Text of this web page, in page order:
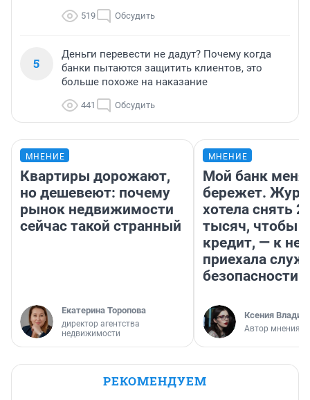
519 Обсудить
5
Деньги перевести не дадут? Почему когда
банки пытаются защитить клиентов, это
больше похоже на наказание
441 Обсудить
МНЕНИЕ
Квартиры дорожают,
но дешевеют: почему
рынок недвижимости
сейчас такой странный
Екатерина Торопова
директор агентства
недвижимости
МНЕНИЕ
Мой банк меня
бережет.
хотела снять
тысяч, чтобы
кредит, — к
приехала
безопасности
Ксения
Автор мнения
РЕКОМЕНДУЕМ